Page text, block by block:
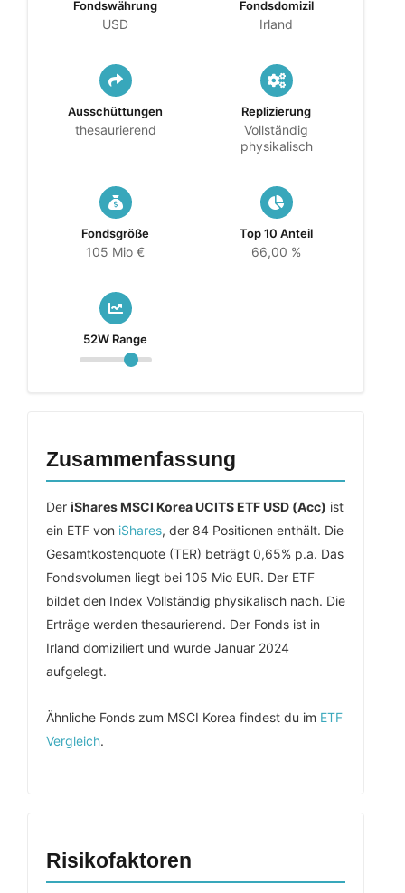
Fondswährung
USD
Fondsdomizil
Irland
Ausschüttungen
thesaurierend
Replizierung
Vollständig
physikalisch
Fondsgröße
105 Mio €
Top 10 Anteil
66,00 %
52W Range
Zusammenfassung
Der iShares MSCI Korea UCITS ETF USD (Acc) ist
ein ETF von iShares, der 84 Positionen enthält. Die
Gesamtkostenquote (TER) beträgt 0,65% p.a. Das
Fondsvolumen liegt bei 105 Mio EUR. Der ETF
bildet den Index Vollständig physikalisch nach. Die
Erträge werden thesaurierend. Der Fonds ist in
Irland domiziliert und wurde Januar 2024
aufgelegt.
Ähnliche Fonds zum MSCI Korea findest du im ETF
Vergleich.
Risikofaktoren